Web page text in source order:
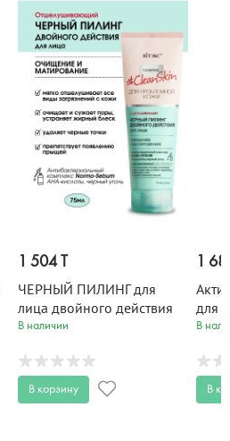
1 504 T
ЧЕРНЫЙ ПИЛИНГ для
лица двойного действия
Clean Skin 75 мл
В наличии
В корзину
1
для
В
В